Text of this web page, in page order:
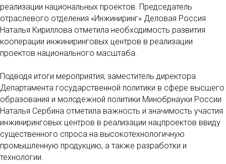
реализации национальных проектов. Председатель
отраслевого отделения «Инжиниринг» Деловая Россия
Наталья Кириллова отметила необходимость развития
кооперации инжиниринговых центров в реализации
проектов национального масштаба.
Подводя итоги мероприятия, заместитель директора
Департамента государственной политики в сфере высшего
образования и молодежной политики Минобрнауки России
Наталья Сербина отметила важность и значимость участия
инжиниринговых центров в реализации нацпроектов ввиду
существенного спроса на высокотехнологичную
промышленную продукцию, а также разработки и
технологии.